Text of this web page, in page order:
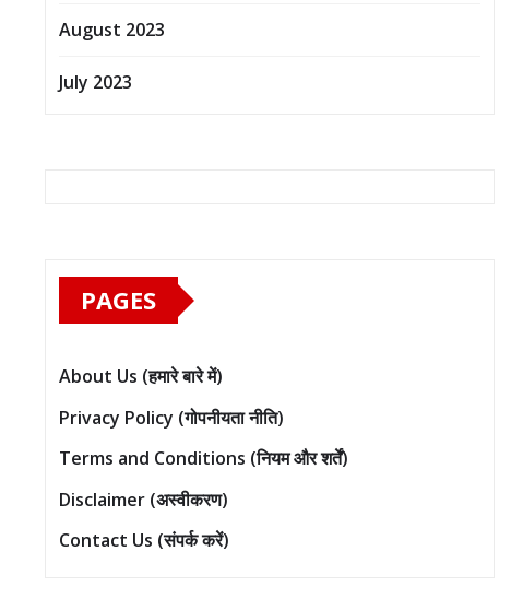
August 2023
July 2023
PAGES
About Us (हमारे बारे में)
Privacy Policy (गोपनीयता नीति)
Terms and Conditions (नियम और शर्तें)
Disclaimer (अस्वीकरण)
Contact Us (संपर्क करें)